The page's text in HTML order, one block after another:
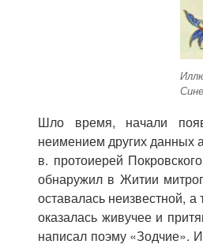
Шло время, начали
неимением других данных
в. протоиерей
обнаружил в Житии
оставалась неизвестной,
оказалась живучее и
написал поэму «Зодчие».